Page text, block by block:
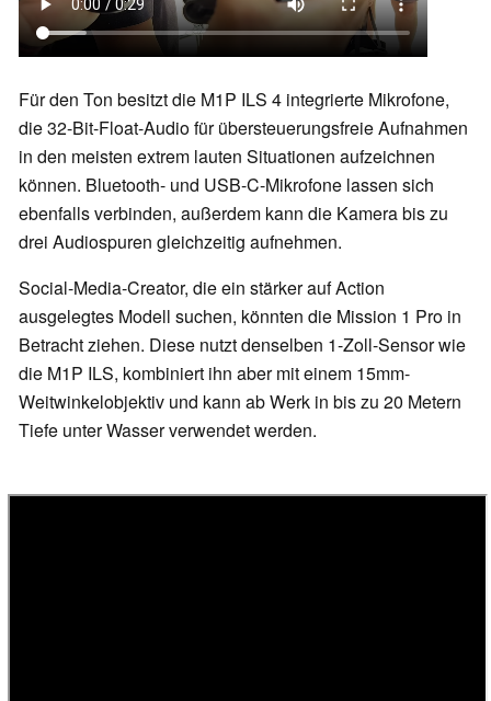
Für den Ton besitzt die M1P ILS 4 integrierte Mikrofone,
die 32-Bit-Float-Audio für übersteuerungsfreie Aufnahmen
in den meisten extrem lauten Situationen aufzeichnen
können. Bluetooth- und USB-C-Mikrofone lassen sich
ebenfalls verbinden, außerdem kann die Kamera bis zu
drei Audiospuren gleichzeitig aufnehmen.
Social-Media-Creator, die ein stärker auf Action
ausgelegtes Modell suchen, könnten die Mission 1 Pro in
Betracht ziehen. Diese nutzt denselben 1-Zoll-Sensor wie
die M1P ILS, kombiniert ihn aber mit einem 15mm-
Weitwinkelobjektiv und kann ab Werk in bis zu 20 Metern
Tiefe unter Wasser verwendet werden.